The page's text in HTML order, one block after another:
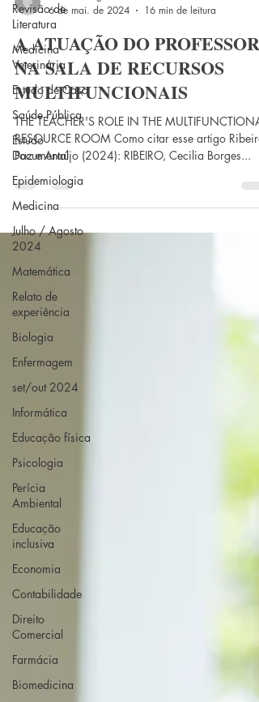
Revisão de
Literatura
Medicina
Veterinária
Estudo de Caso
Saúde Pública
Estudo
Documental
Epidemiologia
Medicina
Julho / Agosto
2024
Matemática
Relato de
experiência
Biologia
Enfermagem
set/out 2024
Informática
Educação física
Psicologia
Perícia
Ambiental
Educação
inclusiva
Economia
Contabilidade
Direito
Comercial
Farmácia
Biomedicina
Cecilia Borges Silva Ribeiro
6 de mai. de 2024
16 min de leitura
A ATUAÇÃO DO PROFESSOR
NA SALA DE RECURSOS
MULTIFUNCIONAIS
THE TEACHER'S ROLE IN THE MULTIFUNCTIONAL
Paz e Araújo (2024): RIBEIRO, Cecilia Borges...